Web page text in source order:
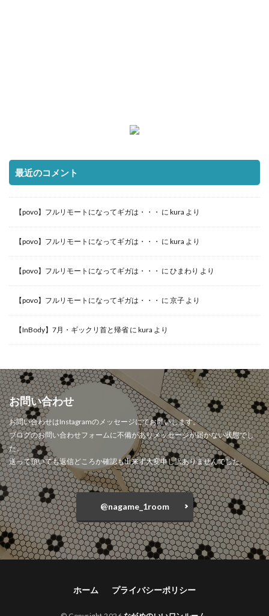
最近のコメント
【povo】フルリモートになってギガは・・・ に kura より
【povo】フルリモートになってギガは・・・ に kura より
【povo】フルリモートになってギガは・・・ に ひまわり より
【povo】フルリモートになってギガは・・・ に 京子 より
【InBody】7月・ギックリ首と帰省 に kura より
お問い合わせ
お問い合わせはInstagramのメッセージにてお願いします。
ブログのお問い合わせフォームに不備がありメッセージが届かない状態でし
た。
送って頂いても返信どころか確認も出来ず大変申し訳ありませんでした。
@nagame_1room
ホーム プライバシーポリシー